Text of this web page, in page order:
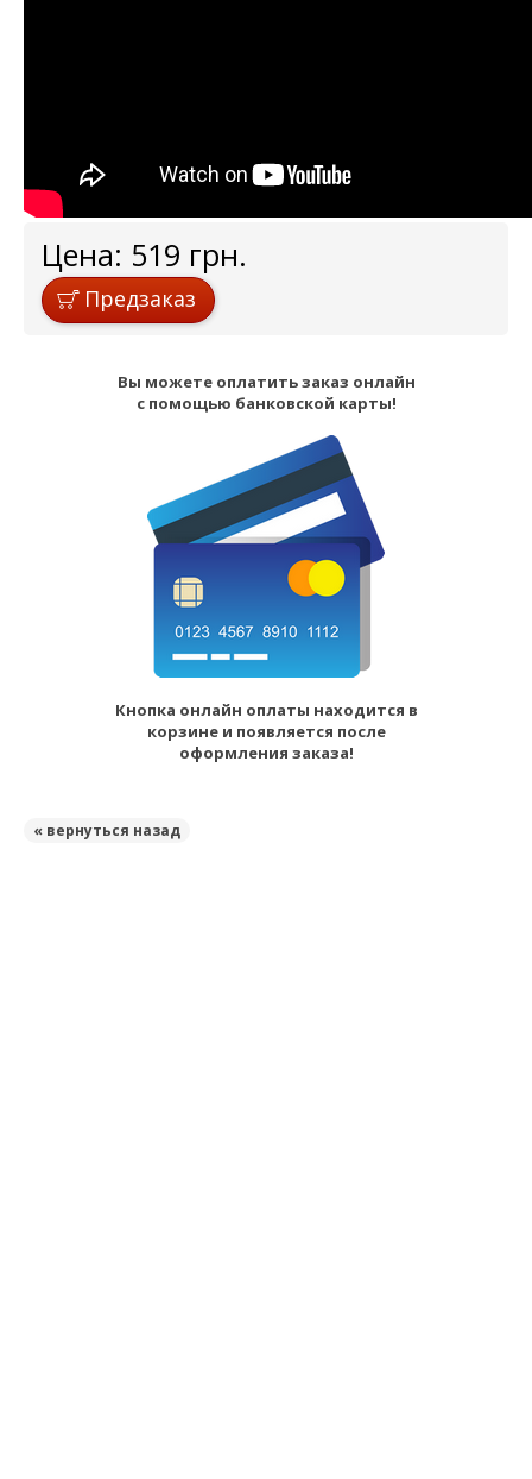
Цена: 519 грн.
Предзаказ
Вы можете оплатить заказ онлайн
с помощью банковской карты!
Кнопка онлайн оплаты находится в
корзине и появляется после
оформления заказа!
« вернуться назад